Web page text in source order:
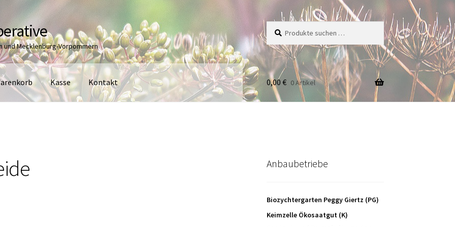
und Mecklenburg-Vorpommern
nach:
Kasse Kontakt 0,00 € 0 Artikel
Anbaubetriebe
Biozychtergarten Peggy Giertz (PG)
Keimzelle Ökosaatgut (K)